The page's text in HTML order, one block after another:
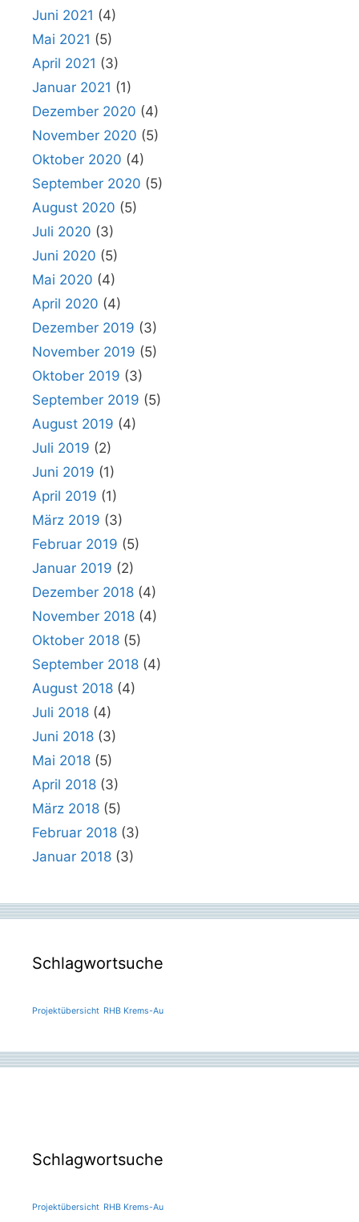
Juni 2021 (4)
Mai 2021 (5)
April 2021 (3)
Januar 2021 (1)
Dezember 2020 (4)
November 2020 (5)
Oktober 2020 (4)
September 2020 (5)
August 2020 (5)
Juli 2020 (3)
Juni 2020 (5)
Mai 2020 (4)
April 2020 (4)
Dezember 2019 (3)
November 2019 (5)
Oktober 2019 (3)
September 2019 (5)
August 2019 (4)
Juli 2019 (2)
Juni 2019 (1)
April 2019 (1)
März 2019 (3)
Februar 2019 (5)
Januar 2019 (2)
Dezember 2018 (4)
November 2018 (4)
Oktober 2018 (5)
September 2018 (4)
August 2018 (4)
Juli 2018 (4)
Juni 2018 (3)
Mai 2018 (5)
April 2018 (3)
März 2018 (5)
Februar 2018 (3)
Januar 2018 (3)
Schlagwortsuche
Projektübersicht RHB Krems-Au
Schlagwortsuche
Projektübersicht RHB Krems-Au